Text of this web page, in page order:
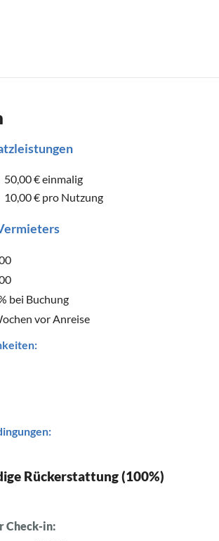
50,00 €einmalig
10,00 € pro Nutzung
bei Buchung
vor Anreise
Rückerstattung (100%)
Check-in: